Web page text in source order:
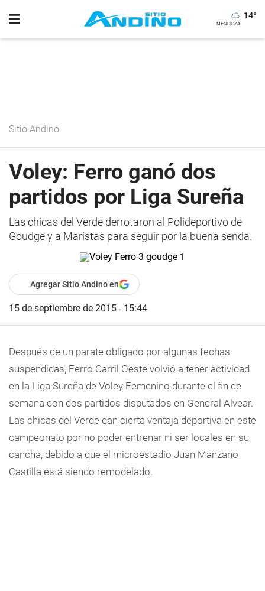
14°
Sitio Andino
Voley: Ferro ganó dos
partidos por Liga Sureña
Las chicas del Verde derrotaron al Polideportivo de
Goudge y a Maristas para seguir por la buena senda.
Agregar Sitio Andino en
15 de septiembre de 2015 - 15:44
Después de un parate obligado por algunas fechas
suspendidas, Ferro Carril Oeste volvió a tener actividad
en la Liga Sureña de Voley Femenino durante el fin de
semana con dos partidos disputados en General Alvear.
Las chicas del Verde dan cierta ventaja deportiva en este
campeonato por no poder entrenar ni ser locales en su
cancha, debido a que el microestadio Juan Manzano
Castilla está siendo remodelado.